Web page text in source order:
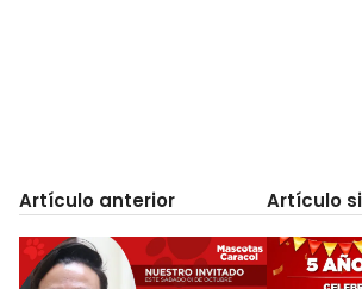
Artículo anterior Artículo